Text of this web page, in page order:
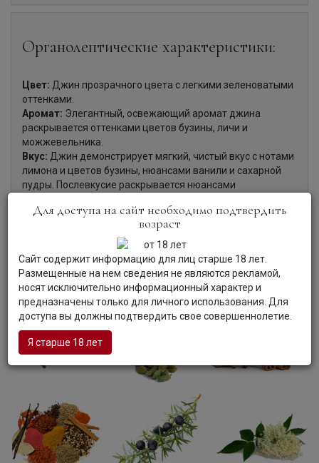
Органолептические характеристики:
Цвет: Джин прозрачного цвета с легкими зеленоватыми
оттенками.
Аромат: Элегантный, освежающий аромат джина
раскрывается оттенками цветов бузины, личи и
можжевельника.
Вкус: Джин демонстрирует мягкий, чистый вкус с нотами
лимона и цветов бузины, нюансами ванили и сахарной
пудры. Послевкусие раскрывается нюансами
пряностей.
Специалисты рекомендуют употреблять
джин в качестве аперитива, вместе с тоником, а также в
составе разнообразных коктейлей.
Для доступа на сайт необходимо подтвердить
возраст
Сайт содержит информацию для лиц старше 18 лет.
Размещенные на нем сведения не являются рекламой,
носят исключительно информационный характер и
предназначены только для личного использования. Для
доступа вы должны подтвердить свое совершеннолетие.
Я старше 18 лет